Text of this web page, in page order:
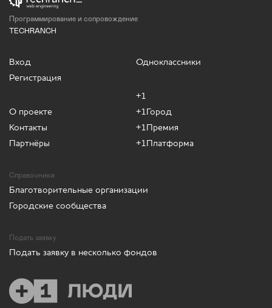
Программирование и сопровождение
TECHRANCH
Вход
Регистрация
О проекте
Контакты
Партнёры
Одноклассники
+1
+1Город
+1Премия
+1Платформа
Справочники
Благотворительные организации
Городские сообщества
Подать заявку
Подать заявку в несколько фондов